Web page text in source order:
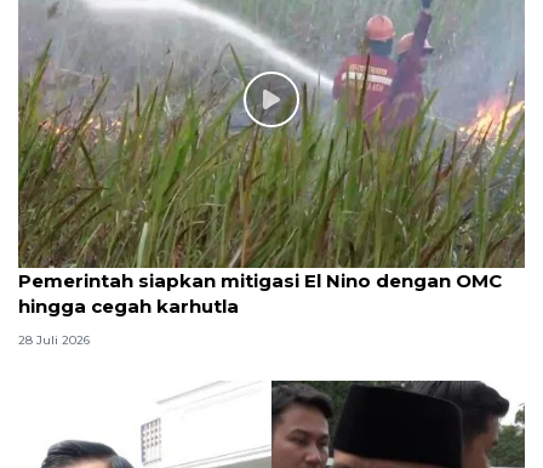
Pemerintah siapkan mitigasi El Nino dengan OMC
hingga cegah karhutla
28 Juli 2026